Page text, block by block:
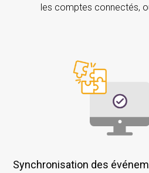
les comptes connectés,
Synchronisation des événements de calendrier sur